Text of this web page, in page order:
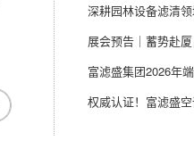
富滤盛集团2026年